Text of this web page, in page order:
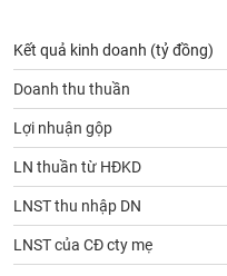
Kết quả kinh doanh (tỷ đồng)
Doanh thu thuần
Lợi nhuận gộp
LN thuần từ HĐKD
LNST thu nhập DN
LNST của CĐ cty mẹ
Báo
phân
tích
(-)
Thuật
ngữ
(-)